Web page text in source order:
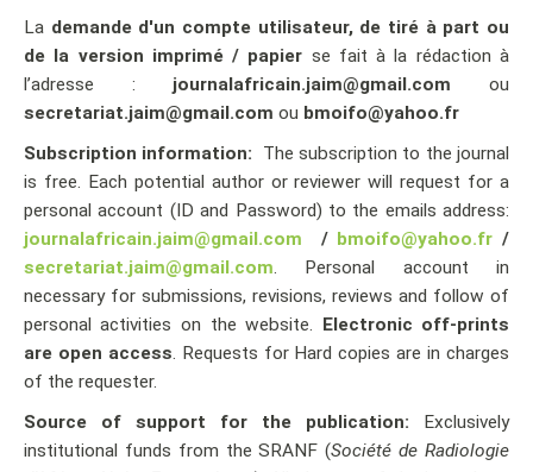
La demande d'un compte utilisateur, de tiré à part ou
de la version imprimé / papier se fait à la rédaction à
l’adresse : journalafricain.jaim@gmail.com ou
secretariat.jaim@gmail.com ou bmoifo@yahoo.fr
Subscription information: The subscription to the journal
is free. Each potential author or reviewer will request for a
personal account (ID and Password) to the emails address:
journalafricain.jaim@gmail.com / bmoifo@yahoo.fr /
secretariat.jaim@gmail.com. Personal account in
necessary for submissions, revisions, reviews and follow of
personal activities on the website. Electronic off-prints
are open access. Requests for Hard copies are in charges
of the requester.
Source of support for the publication: Exclusively
institutional funds from the SRANF (Société de Radiologie